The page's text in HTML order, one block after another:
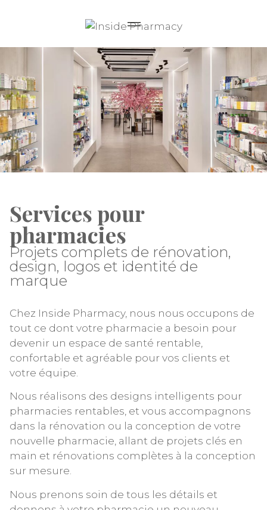
Services pour
pharmacies
Projets complets de rénovation,
design, logos et identité de
marque
Chez Inside Pharmacy, nous nous occupons de
tout ce dont votre pharmacie a besoin pour
devenir un espace de santé rentable,
confortable et agréable pour vos clients et
votre équipe.
Nous réalisons des designs intelligents pour
pharmacies rentables, et vous accompagnons
dans la rénovation ou la conception de votre
nouvelle pharmacie, allant de projets clés en
main et rénovations complètes à la conception
sur mesure.
Nous prenons soin de tous les détails et